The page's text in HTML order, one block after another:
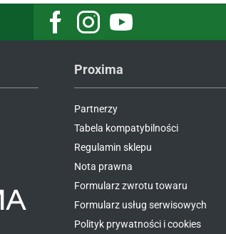
FacebookInstagramYoutube
Proxima
Partnerzy
Tabela kompatybilności
Regulamin sklepu
Nota prawna
Formularz zwrotu towaru
Formularz usług serwisowych
Polityk prywatności i cookies